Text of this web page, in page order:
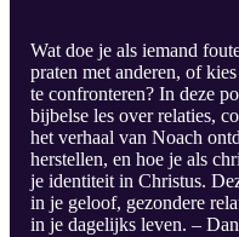
Wat doe je als iemand
praten met anderen, of
te confronteren? In deze
bijbelse les over relaties,
het verhaal van Noach
herstellen, en hoe je als
je identiteit in Christus. Deze boodschap helpt je om sterker te staan
in je geloof, gezondere
in je dagelijks leven. –